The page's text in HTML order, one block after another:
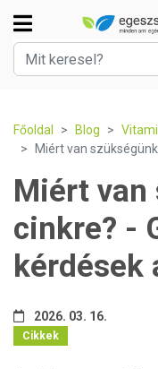
Főoldal Blog
Miért van
Miért van
cinkre? -
kérdések
2026. 03. 16.
Cikkek